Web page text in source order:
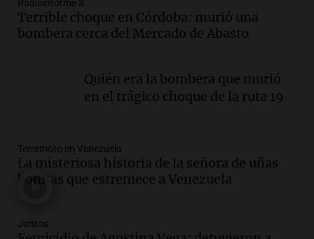
Audio.Fieles celebran a San Cayetano
en Córdoba pidiendo pan, paz y trabajo
Día Internacional de la Cerveza:
mitos, secretos y el desafío de producir
Episodios
Audio.Tucumán enfrenta un equilibrio
financiero precario debido a la caída del
Panorama Federal
Radioinforme 3
Terrible choque en Córdoba: murió una
bombera cerca del Mercado de Abasto
Quién era la bombera que murió
en el trágico choque de la ruta 19
Terremoto en Venezuela
La misteriosa historia de la señora de uñas
bonitas que estremece a Venezuela
Juntos